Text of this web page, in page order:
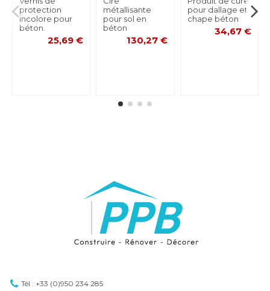
protection
incolore pour
béton.
25,69 €
métallisante
pour sol en
béton
130,27 €
pour dallage et
chape béton
34,67 €
Tél : +33 (0)950 234 285